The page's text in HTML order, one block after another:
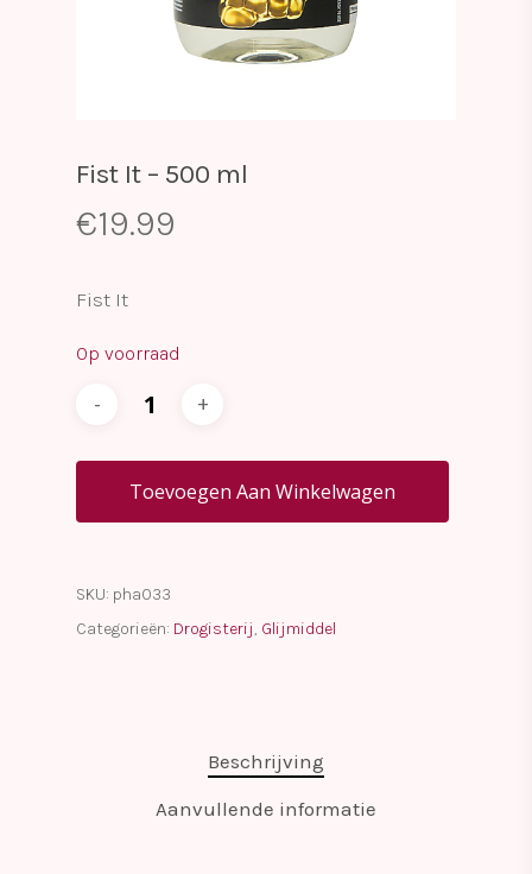
Fist It – 500 ml
€19.99
Fist It
Op voorraad
Toevoegen Aan Winkelwagen
SKU: pha033
Categorieën: Drogisterij, Glijmiddel
Beschrijving
Aanvullende informatie